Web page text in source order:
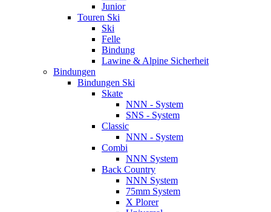
Junior
Touren Ski
Ski
Felle
Bindung
Lawine & Alpine Sicherheit
Bindungen
Bindungen Ski
Skate
NNN - System
SNS - System
Classic
NNN - System
Combi
NNN System
Back Country
NNN System
75mm System
X Plorer